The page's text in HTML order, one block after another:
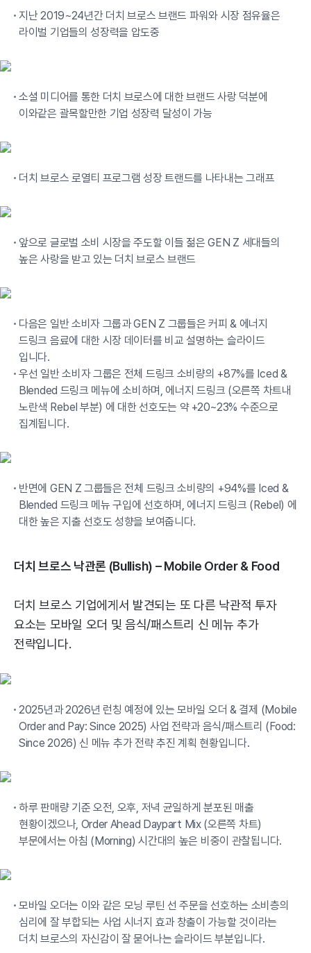
지난 2019~24년간 더치 브로스 브랜드 파워와 시장 점유율은
라이벌 기업들의 성장력을 압도중
소셜 미디어를 통한 더치 브로스에 대한 브랜드 사랑 덕분에
이와같은 괄목할만한 기업 성장력 달성이 가능
더치 브로스 로열티 프로그램 성장 트랜드를 나타내는 그래프
앞으로 글로벌 소비 시장을 주도할 이들 젊은 GEN Z 세대들의
높은 사랑을 받고 있는 더치 브로스 브랜드
다음은 일반 소비자 그룹과 GEN Z 그룹들은 커피 & 에너지
드링크 음료에 대한 시장 데이터를 비교 설명하는 슬라이드
입니다.
우선 일반 소비자 그룹은 전체 드링크 소비량의 +87%를 Iced &
Blended 드링크 메뉴에 소비하며, 에너지 드링크 (오른쪽 차트내
노란색 Rebel 부분) 에 대한 선호도는 약 +20~23% 수준으로
집계됩니다.
반면에 GEN Z 그룹들은 전체 드링크 소비량의 +94%를 Iced &
Blended 드링크 메뉴 구입에 선호하며, 에너지 드링크 (Rebel) 에
대한 높은 지출 선호도 성향을 보여줍니다.
더치 브로스 낙관론 (Bullish) – Mobile Order & Food
더치 브로스 기업에게서 발견되는 또 다른 낙관적 투자
요소는 모바일 오더 및 음식/패스트리 신 메뉴 추가
전략입니다.
2025년과 2026년 런칭 예정에 있는 모바일 오더 & 결제 (Mobile
Order and Pay: Since 2025) 사업 전략과 음식/패스트리 (Food:
Since 2026) 신 메뉴 추가 전략 추진 계획 현황입니다.
하루 판매량 기준 오전, 오후, 저녁 균일하게 분포된 매출
현황이겠으나, Order Ahead Daypart Mix (오른쪽 차트)
부문에서는 아침 (Morning) 시간대의 높은 비중이 관찰됩니다.
모바일 오더는 이와 같은 모닝 루틴 선 주문을 선호하는 소비층의
심리에 잘 부합되는 사업 시너지 효과 창출이 가능할 것이라는
더치 브로스의 자신감이 잘 묻어나는 슬라이드 부분입니다.